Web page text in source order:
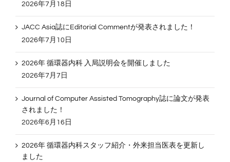
2026年7月18日
JACC Asia誌にEditorial Commentが発表されました！
2026年7月10日
2026年 循環器内科 入局説明会を開催しました
2026年7月7日
Journal of Computer Assisted Tomography誌に論文が発表
されました！
2026年6月16日
2026年 循環器内科スタッフ紹介・外来担当医表を更新し
ました